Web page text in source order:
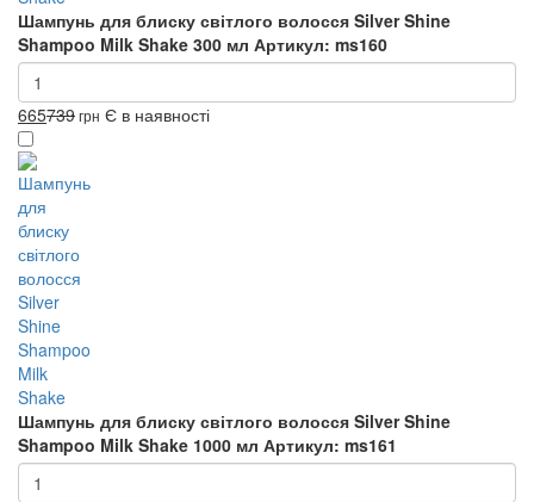
Шампунь для блиску світлого волосся Silver Shine
Shampoo Milk Shake 300 мл Артикул: ms160
665739грн Є в наявності
Шампунь для блиску світлого волосся Silver Shine
Shampoo Milk Shake 1000 мл Артикул: ms161